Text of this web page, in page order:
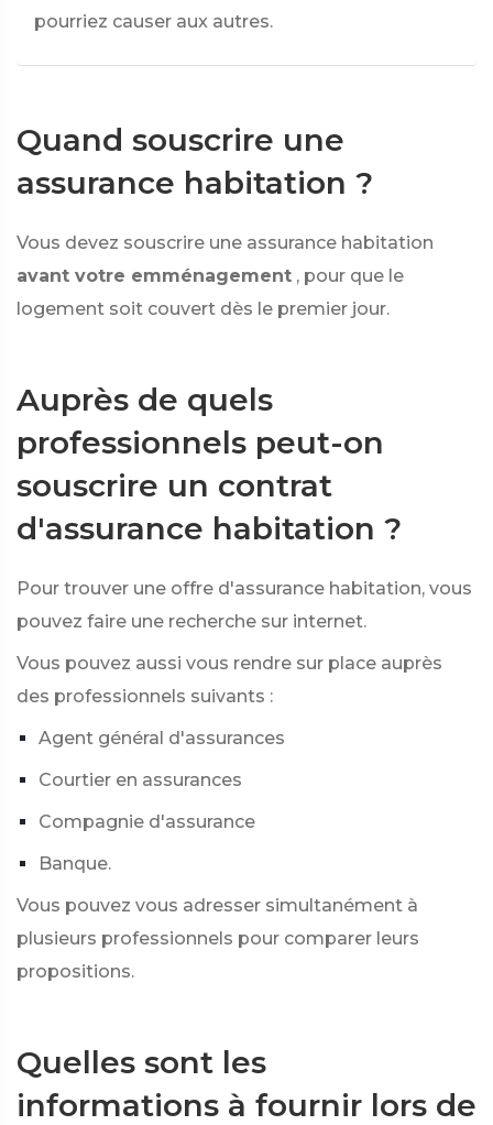
pourriez causer aux autres.
Quand souscrire une
assurance habitation ?
Vous devez souscrire une assurance habitation
avant votre emménagement , pour que le
logement soit couvert dès le premier jour.
Auprès de quels
professionnels peut-on
souscrire un contrat
d'assurance habitation ?
Pour trouver une offre d'assurance habitation, vous
pouvez faire une recherche sur internet.
Vous pouvez aussi vous rendre sur place auprès
des professionnels suivants :
Agent général d'assurances
Courtier en assurances
Compagnie d'assurance
Banque.
Vous pouvez vous adresser simultanément à
plusieurs professionnels pour comparer leurs
propositions.
Quelles sont les
informations à fournir lors de